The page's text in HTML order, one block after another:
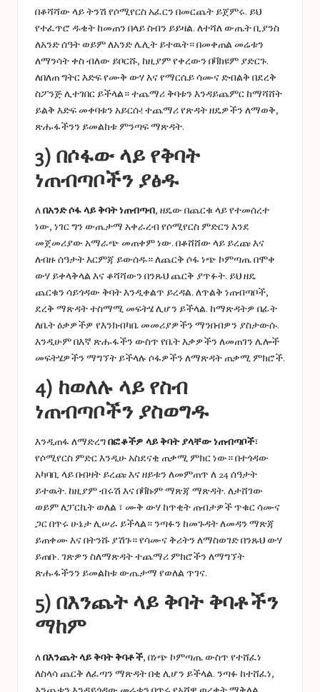
በቆሻሻው ላይ ትንሽ የሶሚየርስ አፈርን በመርጨት ይጀምሩ. ይህ
የተፈጥሮ ዱቄት ከመጠን በላይ ስብን ይይዛል. ለተሻለ ውጤት ቢያንስ
ለአንድ ሰዓት ወይም ለአንድ ሌሊት ይተዉት። በመቀጠል መሬቱን
ለማንሳት ቀስ ብለው ይቦርሹ, ከዚያም የቀረውን በቫክዩም ያድርጉ.
ለበለጠ ግትር እድፍ የሙቅ ውሃ እና የማርሴይ ሳሙና ድብልቅ በደረቅ
ስፖንጅ ሊተገበር ይችላል። ተጨማሪ ቅባቱን እንዳይጨምር ከማሻሸት
ይልቅ እድፍ መቀባቱን አይርሱ! ተጨማሪ የጽዳት ዘዴዎችን ለማወቅ,
ጽሑፋችንን ይመልከቱ ምንጣፍ ማጽዳት.
3) በሶፋው ላይ የቅባት
ነጠብጣቦችን ያፅዱ
ለበአንድ ሶፋ ላይ ቅባት ነጠብጣብ, ዘዴው በጨርቁ ላይ የተመሰረተ
ነው, ነገር ግን ውጤታማ አቀራረብ የሶሚየርስ ምድርን እንደ
መጀመሪያው አማራጭ መጠቀም ነው. በቆሸሸው ላይ ይረጩ እና
ለብዙ ሰዓታት እርምጃ ይውሰዱ። ለጨርቅ ሶፋ ነጭ ኮምጣጤ በሞቀ
ውሃ ይቀላቅላል እና ቆሻሻውን በንጹህ ጨርቅ ያጥፉት. ይህ ዘዴ
ጨርቁን ሳይጎዳው ቅባት እንዲቀልጥ ይረዳል. ለጥልቅ ነጠብጣቦች,
ደረቅ ማጽዳት ተስማሚ መፍትሄ ሊሆን ይችላል. ከማጽዳትዎ በፊት
ለቤት ዕቃዎችዎ የእንክብካቤ መመሪያዎችን ማንበብዎን ያስታውሱ.
እንዲሁም በእኛ ጽሑፋችን ውስጥ የቤት እቃዎችን ለመጠገን ሌሎች
መፍትሄዎችን ማግኘት ይችላሉ ሶፋዎችን ለማጽዳት ጠቃሚ ምክሮች.
4) ከወለሉ ላይ የስብ
ነጠብጣቦችን ያስወግዱ
እንዲጠፋ ለማድረግበፎቆችዎ ላይ ቅባት ያላቸው ነጠብጣቦች፣
የሶሚየርስ ምድር እንዲሁ አስደናቂ ጠቃሚ ምክር ነው። በተጎዳው
አካባቢ ላይ በብዛት ይረጩ እና ዘይቱን ለመምጠጥ ለ 24 ሰዓታት
ይተዉት. ከዚያም ብሩሽ እና በቫኩም ማጽጃ ማጽዳት. ለታሸገው
ወይም ለፓርኬት ወለል ፣ ሙቅ ውሃ ከጥቂት ጠብታዎች ጥቁር ሳሙና
ጋር በጥሩ ሁኔታ ሊሠራ ይችላል። ንጣፉን ከመጉዳት ለመዳን ማጽጃ
ይጠቀሙ እና በትንሹ ያሽጉ። የሳሙና ቅሪትን ለማስወገድ በንጹህ ውሃ
ይጠቡ. ገጽዎን ስለማጽዳት ተጨማሪ ምክሮችን ለማግኘት
ጽሑፋችንን ይመልከቱ ውጤታማ የወለል ጥገና.
5) በእንጨት ላይ ቅባት ቅባቶችን
ማከም
ለበእንጨት ላይ ቅባት ቅባቶች, በነጭ ኮምጣጤ ውስጥ የተሸፈነ
ለስላሳ ጨርቅ ለፈጣን ማጽዳት በቂ ሊሆን ይችላል. ንጣፉ ከተሸፈነ,